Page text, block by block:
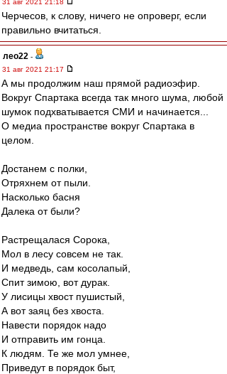
31 авг 2021 21:18
Черчесов, к слову, ничего не опроверг, если
правильно вчитаться.
лео22 -
31 авг 2021 21:17
А мы продолжим наш прямой радиоэфир.
Вокруг Спартака всегда так много шума, любой
шумок подхватывается СМИ и начинается...
О медиа пространстве вокруг Спартака в
целом.
Достанем с полки,
Отряхнем от пыли.
Насколько басня
Далека от были?
Растрещалася Сорока,
Мол в лесу совсем не так.
И медведь, сам косолапый,
Спит зимою, вот дурак.
У лисицы хвост пушистый,
А вот заяц без хвоста.
Навести порядок надо
И отправить им гонца.
К людям. Те же мол умнее,
Приведут в порядок быт,